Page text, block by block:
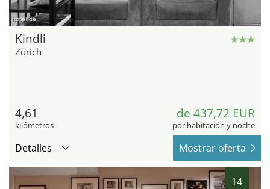
hotel.de
Kindli
Zürich
4,61
kilómetros
de 437,72 EUR
por habitación y noche
Detalles Mostrar oferta
14